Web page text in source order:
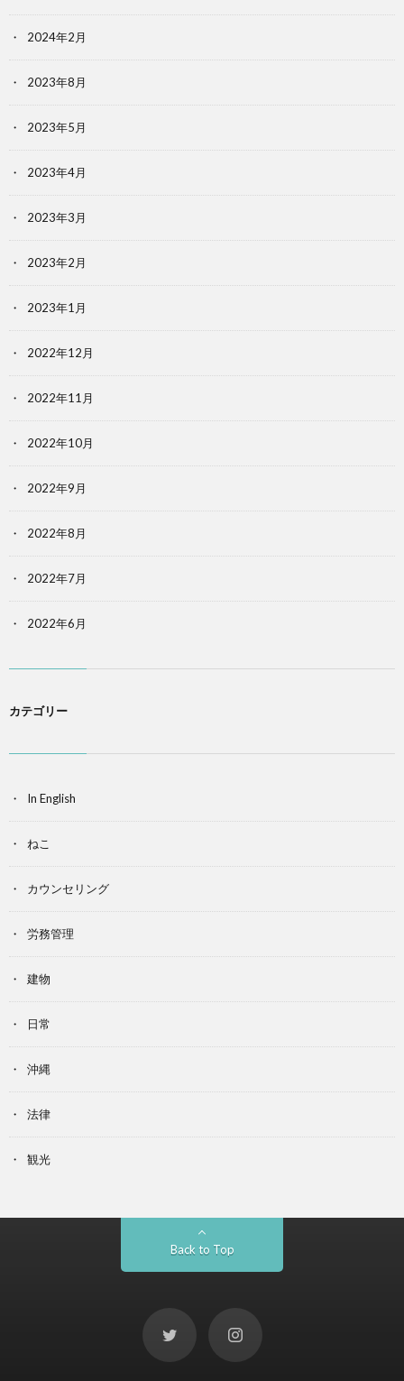
2024年2月
2023年8月
2023年5月
2023年4月
2023年3月
2023年2月
2023年1月
2022年12月
2022年11月
2022年10月
2022年9月
2022年8月
2022年7月
2022年6月
カテゴリー
In English
ねこ
カウンセリング
労務管理
建物
日常
沖縄
法律
観光
Back to Top